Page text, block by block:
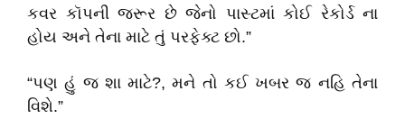
કવર કૉપની જરૂર છે જેનો પાસ્ટમાં કોઈ રેકોર્ડ ના
હોય અને તેના માટે તું પરફેક્ટ છો.”
“પણ હું જ શા માટે?, મને તો કઈ ખબર જ નહિ તેના
વિશે.”